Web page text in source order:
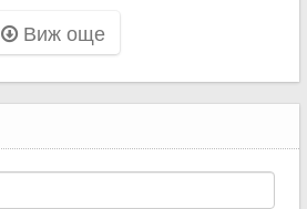
Виж още